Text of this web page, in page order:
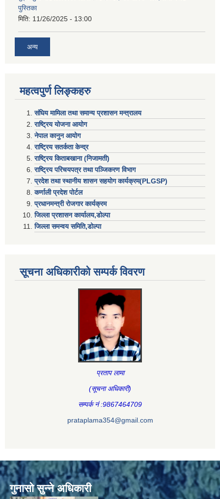
पुस्तिका
मिति: 11/26/2025 - 13:00
अन्य
महत्वपुर्ण लिङ्कहरु
संघिय मामिला तथा समान्य प्रशासन मन्त्रालय
राष्ट्रिय योजना आयोग
नेपाल कानुन आयोग
राष्ट्रिय सतर्कता केन्द्र
राष्ट्रिय किताबखाना (निजामती)
राष्ट्रिय परिचयपत्र तथा पञ्जिकरण विभाग
प्रदेश तथा स्थानीय शासन सहयाेग कार्यक्रम(PLGSP)
कर्णाली प्रदेश पोर्टल
प्रधानमन्त्री राेजगार कार्यक्रम
जिल्ला प्रशासन कार्यालय,डोल्पा
जिल्ला समन्वय समिति,डोल्प
सूचना अधिकारीकाे सम्पर्क विवरण
प्रताप लामा
(सूचना अधिकारी)
सम्पर्क नं :9867464709
prataplama354@gmail.com
गुनासो सुन्ने अधिकारी